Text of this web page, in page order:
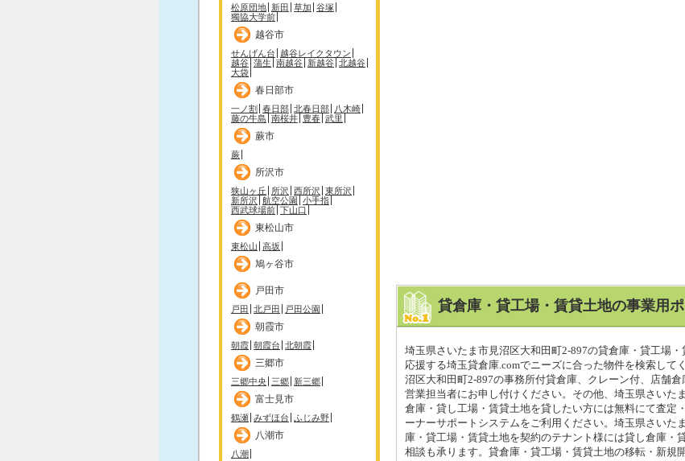
松原団地 新田 草加 谷塚
獨協大学前
越谷市
せんげん台 越谷レイクタウン
越谷 蒲生 南越谷 新越谷 北越谷
大袋
春日部市
一ノ割 春日部 北春日部
八木崎
藤の牛島 南桜井 豊春 武里
蕨市
蕨
所沢市
狭山ヶ丘 所沢 西所沢 東所沢
新所沢 航空公園
小手指
西武球場前 下山口
東松山市
東松山 高坂
鳩ヶ谷市
戸田市
戸田 北戸田 戸田公園
朝霞市
朝霞 朝霞台 北朝霞
三郷市
三郷中央 三郷 新三郷
富士見市
鶴瀬 みずほ台 ふじみ野
八潮市
八潮
貸倉庫・貸工場・賃貸土地の事業用
埼玉県さいたま市見沼区大和田町2-897の貸倉庫・貸工場
応援する埼玉貸倉庫.comでニーズに合った物件を検索して
沼区大和田町2-897の事務所付貸倉庫、クレーン付、店舗
営業担当者にお申し付けください。その他、埼玉県さいた
倉庫・貸し工場・賃貸土地を貸したい方には無料にて査定
ーナーサポートシステムをご利用ください。埼玉県さいた
庫・貸工場・賃貸土地を契約のテナント様には貸し倉庫・
相談も承ります。貸倉庫・貸工場・賃貸土地の移転・新規